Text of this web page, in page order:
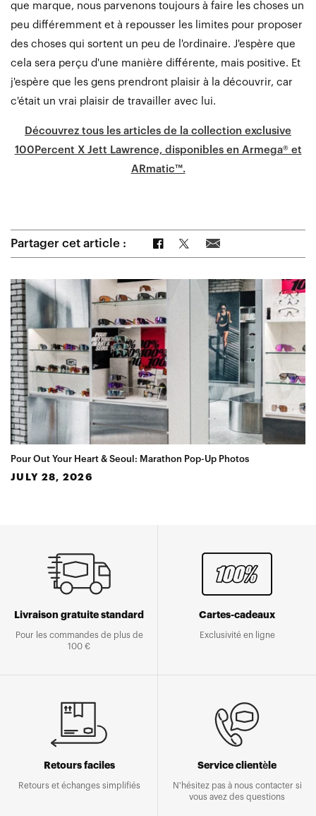
que marque, nous parvenons toujours à faire les choses un
peu différemment et à repousser les limites pour proposer
des choses qui sortent un peu de l'ordinaire. J'espère que
cela sera perçu d'une manière différente, mais positive. Et
j'espère que les gens prendront plaisir à la découvrir, car
c'était un vrai plaisir de travailler avec lui.
Découvrez tous les articles de la collection exclusive
100Percent X Jett Lawrence, disponibles en Armega® et
ARmatic™.
Partager cet article : Partager sur Facebook
Partager sur TwitterPartager par e-mail
Pour Out Your Heart & Seoul: Marathon Pop-Up Photos
JULY 28, 2026
Livraison gratuite standard
Pour les commandes de plus de
100 €
Cartes-cadeaux
Exclusivité en ligne
Retours faciles
Retours et échanges simplifiés
Service clientèle
N'hésitez pas à nous contacter si
vous avez des questions